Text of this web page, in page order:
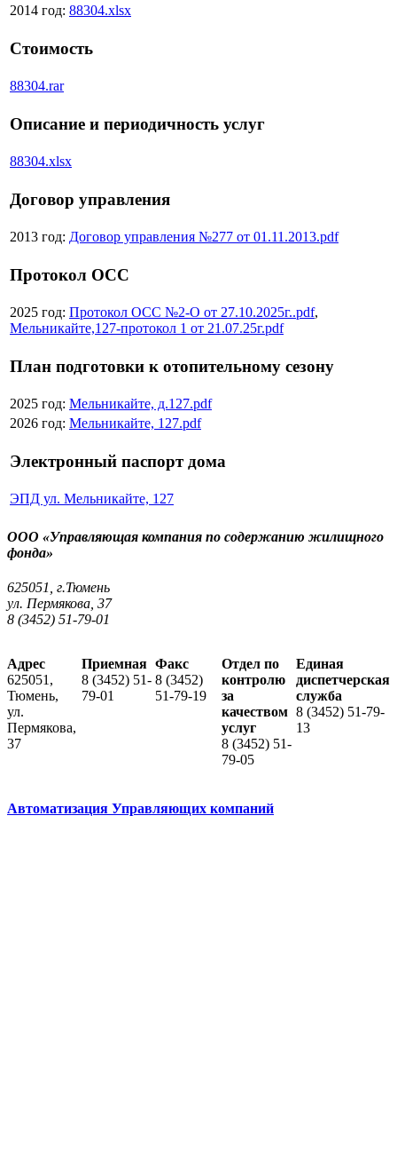
2014 год: 88304.xlsx
Стоимость
88304.rar
Описание и периодичность услуг
88304.xlsx
Договор управления
2013 год: Договор управления №277 от 01.11.2013.pdf
Протокол ОСС
2025 год: Протокол ОСС №2-О от 27.10.2025г..pdf,
Мельникайте,127-протокол 1 от 21.07.25г.pdf
План подготовки к отопительному сезону
2025 год: Мельникайте, д.127.pdf
2026 год: Мельникайте, 127.pdf
Электронный паспорт дома
ЭПД ул. Мельникайте, 127
ООО «Управляющая компания по содержанию жилищного
фонда»
625051, г.Тюмень
ул. Пермякова, 37
8 (3452) 51-79-01
Адрес
625051,
Тюмень,
ул.
Пермякова,
37
Приемная
8 (3452) 51-
79-01
Факс
8 (3452)
51-79-19
Отдел по
контролю
за
качеством
услуг
8 (3452) 51-
79-05
Единая
диспетчерская
служба
8 (3452) 51-79-
13
Автоматизация Управляющих компаний